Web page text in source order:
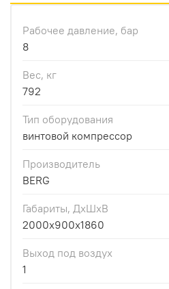
Рабочее давление, бар
8
Вес, кг
792
Тип оборудования
винтовой компрессор
Производитель
BERG
Габариты, ДхШхВ
2000x900x1860
Выход под воздух
1